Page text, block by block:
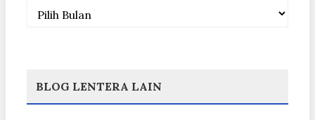
Arsip
BLOG LENTERA LAIN